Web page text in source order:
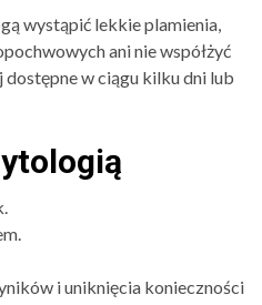
wystąpić lekkie plamienia,
ani nie współżyć
dostępne w ciągu kilku dni lub
i uniknięcia konieczności